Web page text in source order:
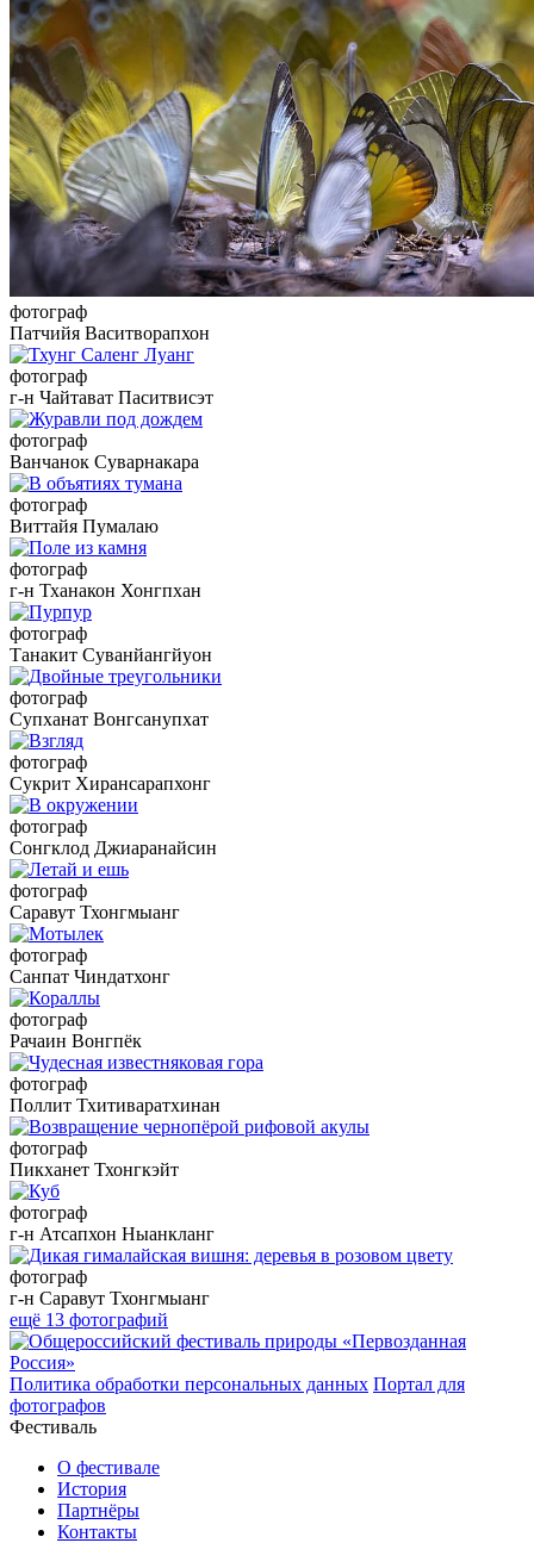
фотограф
Патчийя Васитворапхон
фотограф
г-н Чайтават Паситвисэт
фотограф
Ванчанок Суварнакара
фотограф
Виттайя Пумалаю
фотограф
г-н Тханакон Хонгпхан
фотограф
Танакит Суванйангйуон
фотограф
Супханат Вонгсанупхат
фотограф
Сукрит Хирансарапхонг
фотограф
Сонгклод Джиаранайсин
фотограф
Саравут Тхонгмыанг
фотограф
Санпат Чиндатхонг
фотограф
Рачаин Вонгпёк
фотограф
Поллит Тхитиваратхинан
фотограф
Пикханет Тхонгкэйт
фотограф
г-н Атсапхон Ныанкланг
фотограф
г-н Саравут Тхонгмыанг
ещё 13 фотографий
Политика обработки персональных данных Портал для
фотографов
Фестиваль
О фестивале
История
Партнёры
Контакты